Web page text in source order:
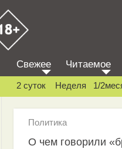
Свежее Читаемое
2 суток Неделя 1/
Политика
О чем говорили